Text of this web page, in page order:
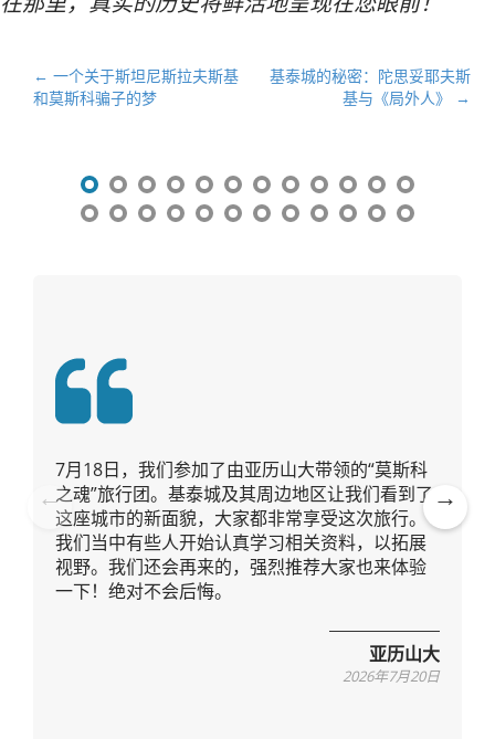
文
章
← 一个关于斯坦尼斯拉夫斯基
和莫斯科骗子的梦
基泰城的秘密：陀思妥耶夫斯
基与《局外人》 →
Pre
vio
us
7月18日，我们参加了由亚历山大带领的“莫斯科
之魂”旅行团。基泰城及其周边地区让我们看到了
这座城市的新面貌，大家都非常享受这次旅行。
我们当中有些人开始认真学习相关资料，以拓展
视野。我们还会再来的，强烈推荐大家也来体验
一下！绝对不会后悔。
亚历山大
2026年7月20日
Ne